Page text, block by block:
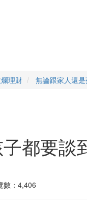
理財 無論跟家人還
都要
數：4,406